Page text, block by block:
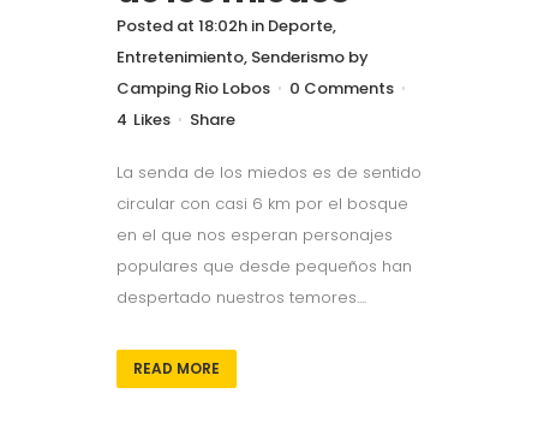
Posted at 18:02h in Deporte,
Entretenimiento, Senderismo by
Camping Rio Lobos
0 Comments
4 Likes Share
La senda de los miedos es de sentido
circular con casi 6 km por el bosque
en el que nos esperan personajes
populares que desde pequeños han
despertado nuestros temores....
READ MORE